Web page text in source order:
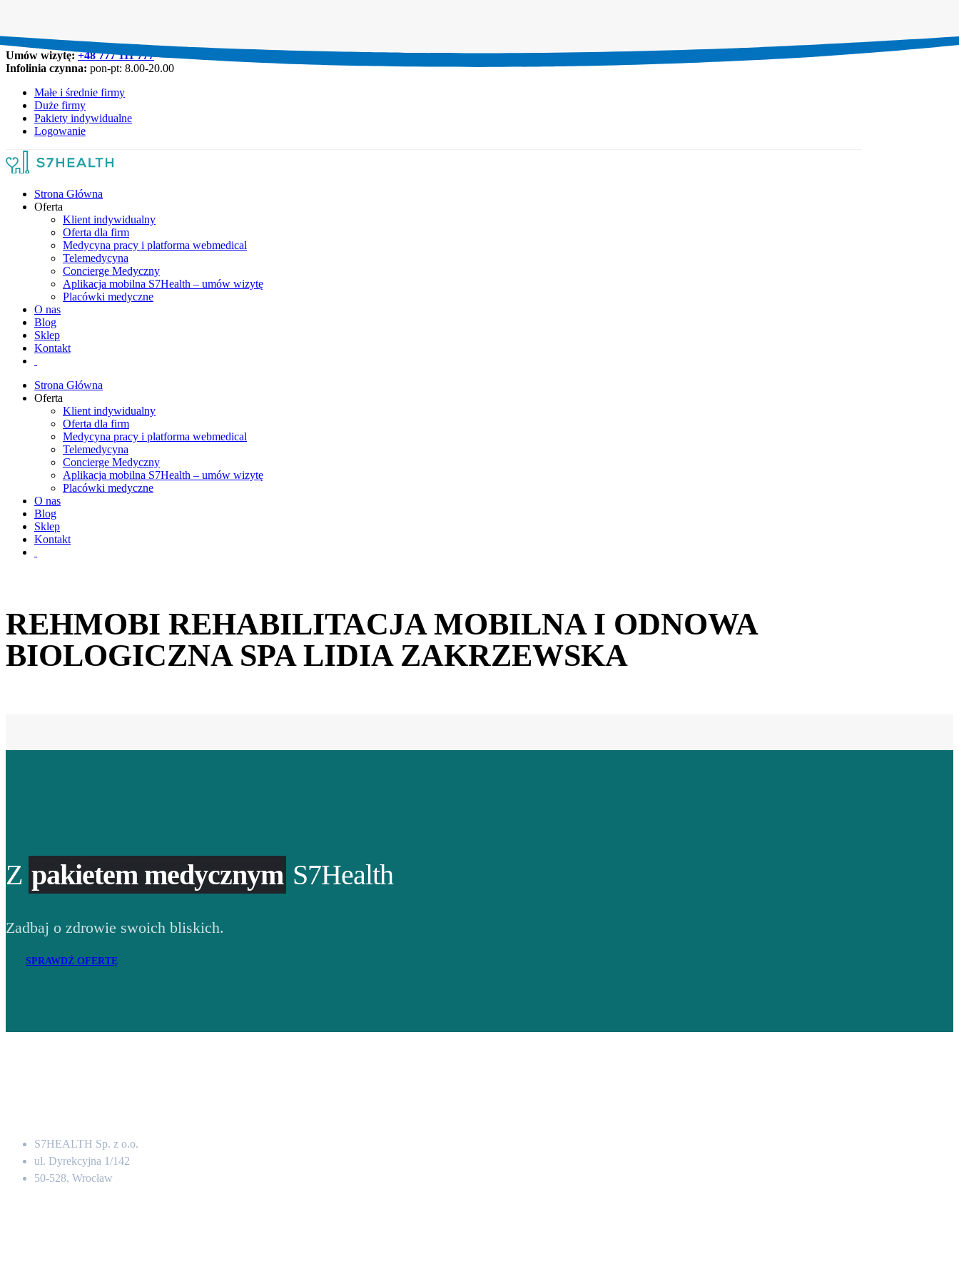
Umów wizytę:+48 777 111 777
Infolinia czynna: pon-pt: 8.00-20.00
Małe i średnie firmy
Duże firmy
Pakiety indywidualne
Logowanie
Strona Główna
Oferta
Klient indywidualny
Oferta dla firm
Medycyna pracy i platforma webmedical
Telemedycyna
Concierge Medyczny
Aplikacja mobilna S7Health – umów wizytę
Placówki medyczne
O nas
Blog
Sklep
Kontakt
Strona Główna
Oferta
Klient indywidualny
Oferta dla firm
Medycyna pracy i platforma webmedical
Telemedycyna
Concierge Medyczny
Aplikacja mobilna S7Health – umów wizytę
Placówki medyczne
O nas
Blog
Sklep
Kontakt
REHMOBI REHABILITACJA MOBILNA I ODNOWA
BIOLOGICZNA SPA LIDIA ZAKRZEWSKA
Z pakietem medycznym S7Health
Zadbaj o zdrowie swoich bliskich.
SPRAWDŹ OFERTĘ
S7HEALTH Sp. z o.o.
ul. Dyrekcyjna 1/142
50-528, Wrocław